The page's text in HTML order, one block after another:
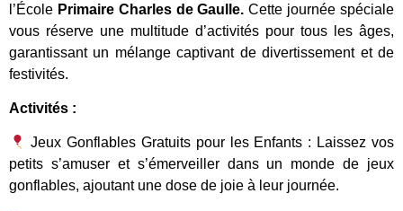
l’École Primaire Charles de Gaulle. Cette journée spéciale
vous réserve une multitude d’activités pour tous les âges,
garantissant un mélange captivant de divertissement et de
festivités.
Activités :
Jeux Gonflables Gratuits pour les Enfants : Laissez vos
petits s’amuser et s’émerveiller dans un monde de jeux
gonflables, ajoutant une dose de joie à leur journée.